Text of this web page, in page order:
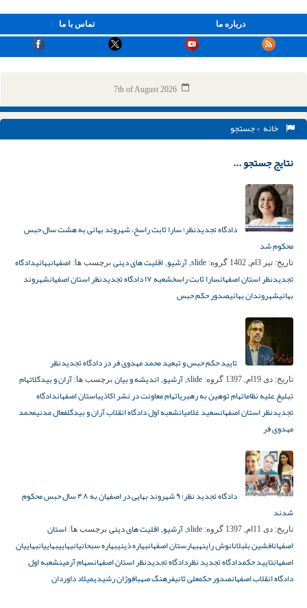
تماس با ما درباره ما
7th of August 2026
خانه > جستجو
نتایج جستجو ...
دادگاه تجدیدنظر؛ سارا ثابت راسخ، شهروند بهائی به هشت سال حبس
محکوم شد
تاریخ: تیر 3ام, 1402 گروه: slide
, آرشیو, اقلیت های دینی برچسب ها: اصفهانبهائیدادگاه
تجدیدنظر استان اصفهانسارا ثابت راسخشعبه ۱۷ دادگاه تجدیدنظر استان اصفهان
شهروند
بهائیشهروندان بهائیصدور حکم حبس
تایید حکم حبس و تبعید محمد مهدوی فر در دادگاه تجدیدنظر
تاریخ: دی 19ام, 1397 گروه: slide
, آرشیو, اندیشه و بیان برچسب ها: آران و بیدگلاتهام
تبلیغ علیه نظاماتهام توهین به رهبریاتهام معاونت در نشر اکاذیباستان اصفهاندادگاه
تجدیدنظر استان اصفهانسعید غلامیانشعبه اول دادگاه انقلاب آران و بیدگلفعال مدنیمحمد
مهدوی فر
دادگاه تجدید نظر؛ ۹ شهروند بهایی در اصفهان به ۴۸ سال حبس محکوم
شدند
تاریخ: دی 11ام, 1397 گروه: slide
, آرشیو, اقلیت های دینی برچسب ها: استان
اصفهانافشین بلبلانانوش راینهبهارستان اصفهانبهاره ذینیبهاره سبحانیانبهاییبهاییانبهاییان
اصفهانتایید حکمدادگاه تجدید نظردادگاه تجدیدنظر استان اصفهانسهام آرمینشعبه اول
دادگاه انقلاب اصفهانصدور حکمعلی ثانیفرهنگ صهبافوژان رشیدیمیلاد داوردان